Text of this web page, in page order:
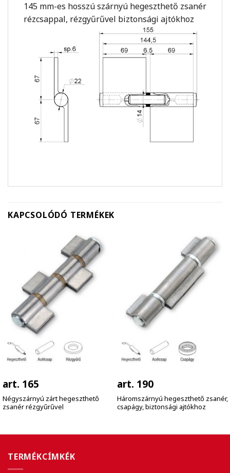
145 mm-es hosszú szárnyú hegeszthető zsanér
rézcsappal, rézgyűrűvel biztonsági ajtókhoz
KAPCSOLÓDÓ TERMÉKEK
art. 165
Négyszárnyú zárt hegeszthető
zsanér rézgyűrűvel
art. 190
Háromszárnyú hegeszthető zsanér,
csapágy, biztonsági ajtókhoz
TERMÉKCÍMKÉK